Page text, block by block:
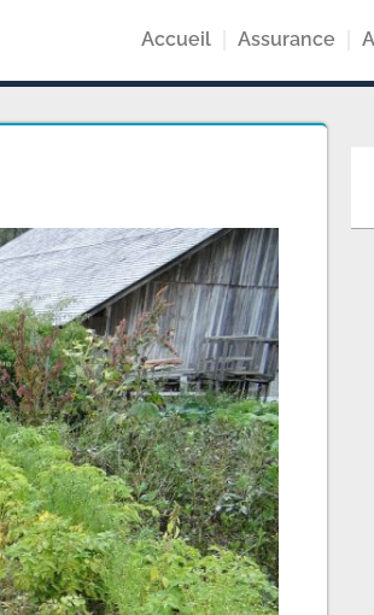
Accueil Assurance